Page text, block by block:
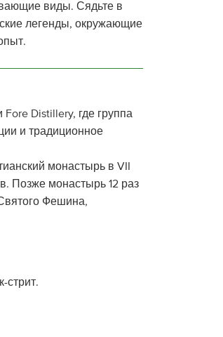
виды. Сядьте в
легенды, окружающие
Distillery, где группа
и традиционное
монастырь в VII
Позже монастырь 12 раз
Фешина,
стрит.